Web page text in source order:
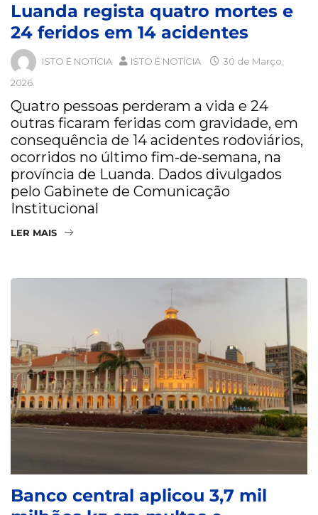
Luanda regista quatro mortes e
24 feridos em 14 acidentes
ISTO É NOTÍCIA ISTO É NOTÍCIA
30 de Março,
2026
Quatro pessoas perderam a vida e 24
outras ficaram feridas com gravidade, em
consequência de 14 acidentes rodoviários,
ocorridos no último fim-de-semana, na
província de Luanda. Dados divulgados
pelo Gabinete de Comunicação
Institucional
LER MAIS
Banco central aplicou 3,7 mil